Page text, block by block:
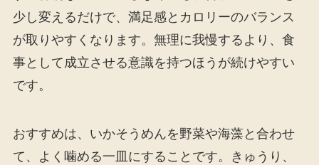
少し変えるだけで、満足感とカロリーのバランス
が取りやすくなります。無理に我慢するより、食
事として成立させる意識を持つほうが続けやすい
です。
おすすめは、いかそうめんを野菜や海藻と合わせ
て、よく噛める一皿にすることです。きゅうり、